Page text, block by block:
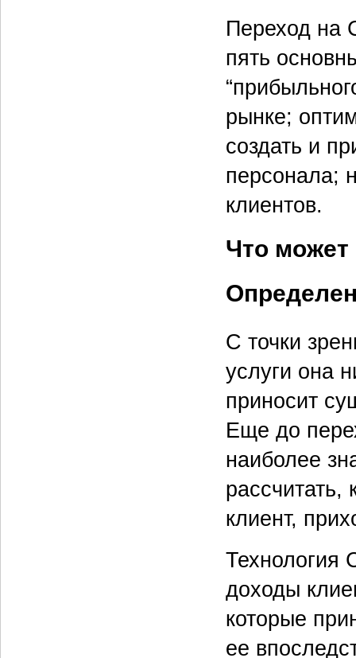
Переход на
пять
рынке;
создать и
персонала;
клиентов.
Что может
С точки
услуги она
приносит
Еще до
наиболее
рассчитать,
клиент,
Технология
доходы
которые
ее